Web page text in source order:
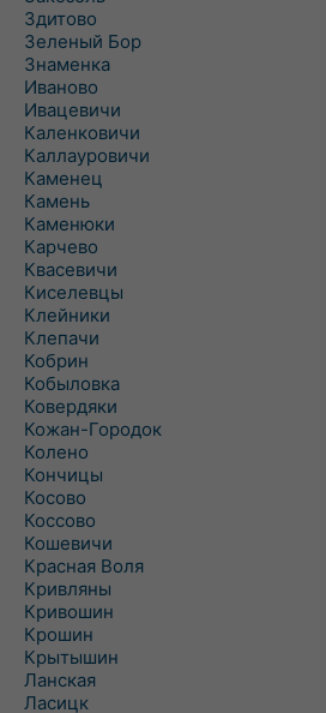
Здитово
Зеленый Бор
Знаменка
Иваново
Ивацевичи
Каленковичи
Каллауровичи
Каменец
Камень
Каменюки
Карчево
Квасевичи
Киселевцы
Клейники
Клепачи
Кобрин
Кобыловка
Ковердяки
Кожан-Городок
Колено
Кончицы
Косово
Коссово
Кошевичи
Красная Воля
Кривляны
Кривошин
Крошин
Крытышин
Ланская
Ласицк